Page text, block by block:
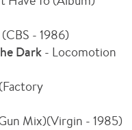
- 1986)
Dark - Locomotion
Mix)(Virgin - 1985)